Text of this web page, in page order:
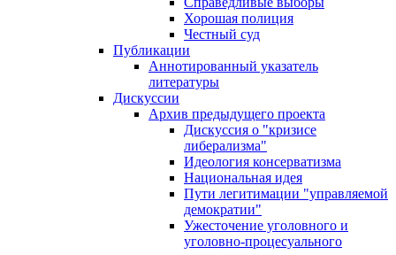
Хорошая полиция
Честный суд
Публикации
Аннотированный указатель
литературы
Дискуссии
Архив предыдущего проекта
Дискуссия о "кризисе
либерализма"
Идеология консерватизма
Национальная идея
Пути легитимации "управляемой
демократии"
Ужесточение уголовного и
уголовно-процесуального